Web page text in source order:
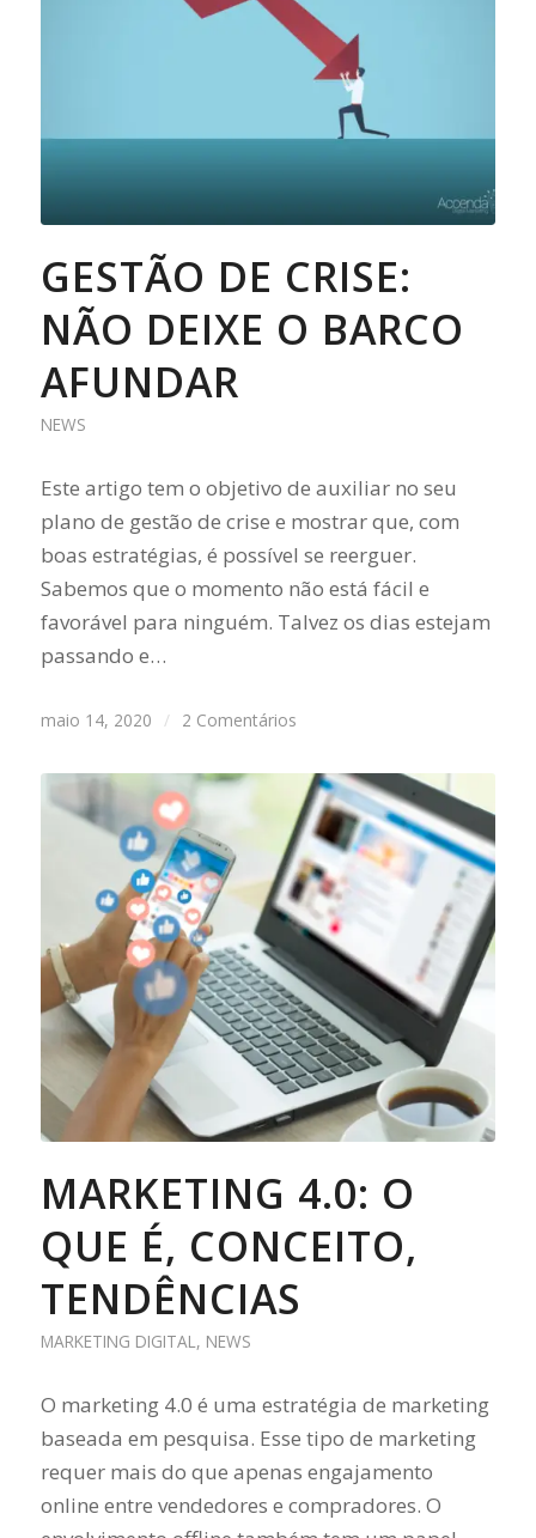
GESTÃO DE CRISE:
NÃO DEIXE O BARCO
AFUNDAR
NEWS
Este artigo tem o objetivo de auxiliar no seu
plano de gestão de crise e mostrar que, com
boas estratégias, é possível se reerguer.
Sabemos que o momento não está fácil e
favorável para ninguém. Talvez os dias estejam
passando e…
maio 14, 2020 / 2 Comentários
MARKETING 4.0: O
QUE É, CONCEITO,
TENDÊNCIAS
MARKETING DIGITAL, NEWS
O marketing 4.0 é uma estratégia de marketing
baseada em pesquisa. Esse tipo de marketing
requer mais do que apenas engajamento
online entre vendedores e compradores. O